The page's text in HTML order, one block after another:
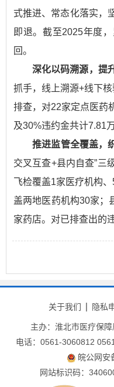
式推进、常态化落实，
即退。截至2025年度
回。
深化以码溯源，提
抓手，线上溯源+线下
排查，对22家定点医药
及30%违约金共计7.81万
推进监管全覆盖，
交叉互查+县内自查”三
飞检覆盖1家医疗机构
盖两地医药机构30家；
家药店。对已排查出的
关于我们 隐私
主办：淮北市医疗保障
电话：0561-3060812
皖公网安
网站标识码：